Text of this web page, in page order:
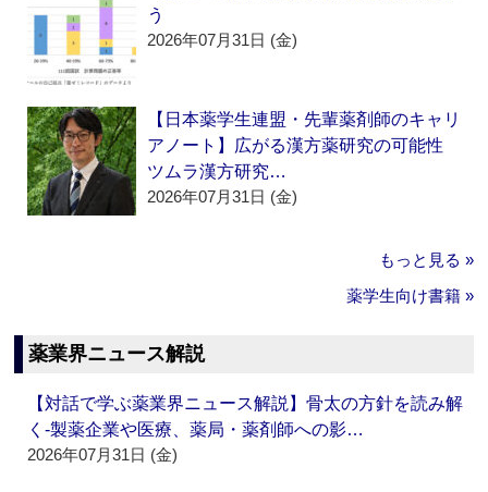
う
2026年07月31日 (金)
【日本薬学生連盟・先輩薬剤師のキャリ
アノート】広がる漢方薬研究の可能性
ツムラ漢方研究…
2026年07月31日 (金)
もっと見る »
薬学生向け書籍 »
薬業界ニュース解説
【対話で学ぶ薬業界ニュース解説】骨太の方針を読み解
く‐製薬企業や医療、薬局・薬剤師への影…
2026年07月31日 (金)